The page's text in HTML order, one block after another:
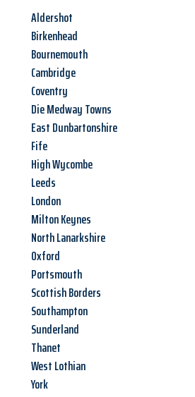
Aldershot
Birkenhead
Bournemouth
Cambridge
Coventry
Die Medway Towns
East Dunbartonshire
Fife
High Wycombe
Leeds
London
Milton Keynes
North Lanarkshire
Oxford
Portsmouth
Scottish Borders
Southampton
Sunderland
Thanet
West Lothian
York